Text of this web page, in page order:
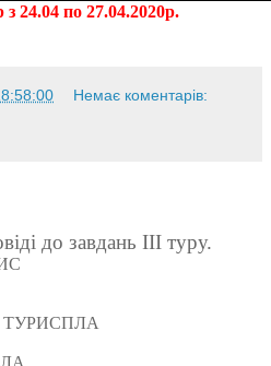
24.04 по 27.04.2020р.
Немає коментарів:
до завдань ІІІ туру.
ТУРИСПЛА